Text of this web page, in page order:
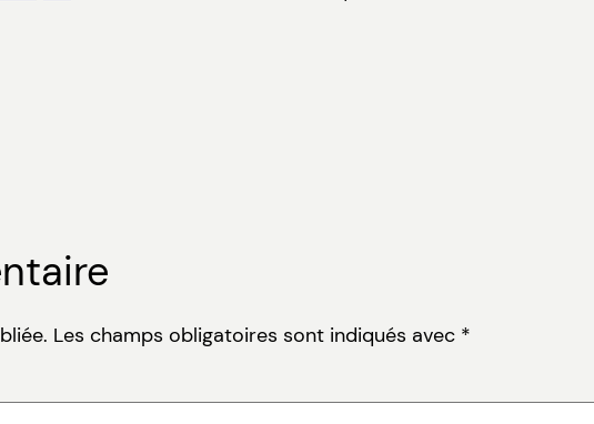
Les champs obligatoires sont indiqués avec *